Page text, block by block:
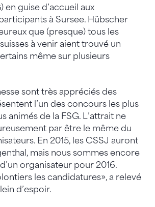
en guise d’accueil aux
à Sursee. Hübscher
que (presque) tous les
à venir aient trouvé un
même sur plusieurs
sont très appréciés des
l’un des concours les plus
animés de la FSG. L’attrait ne
par être le même du
En 2015, les CSSJ auront
mais nous sommes encore
organisateur pour 2016.
les candidatures», a relevé
d’espoir.